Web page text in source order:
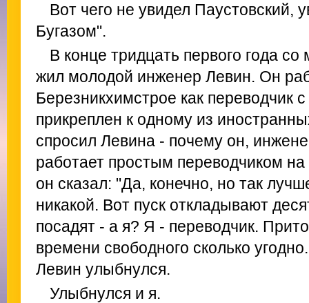
Вот чего не увидел Паустовский,
Бугазом".
В конце тридцать первого года
жил молодой инженер Левин. Он
Березникхимстрое как переводчик
прикреплен к одному из
спросил Левина - почему он,
работает простым переводчиком
он сказал: "Да, конечно, но так
никакой. Вот пуск откладывают
посадят - а я? Я - переводчик.
времени свободного сколько
Левин улыбнулся.
Улыбнулся и я.